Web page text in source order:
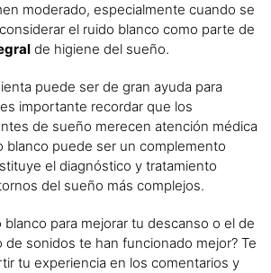
moderado, especialmente cuando se
el ruido blanco como parte de
de higiene del sueño.
puede ser de gran ayuda para
importante recordar que los
de sueño merecen atención médica
blanco puede ser un complemento
el diagnóstico y tratamiento
del sueño más complejos.
blanco para mejorar tu descanso o el de
de sonidos te han funcionado mejor? Te
tu experiencia en los comentarios y